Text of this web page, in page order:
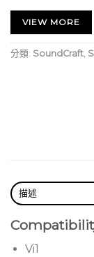
outputs
2 expansion
I/O cards
Interfaces
VIEW MORE
分類: SoundCraft,
描述
Vi1